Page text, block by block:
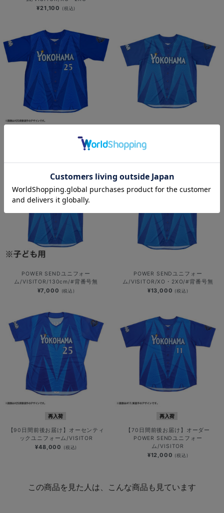
¥21,100 (税込)
ム/VISITOR/XO・2XO
POWER SENDユニフォー
ム/VISITOR/130cm/#背番号無
¥7,000 (税込)
POWER SENDユニフォー
ム/VISITOR/XO・2XO/#背番号無
¥13,000 (税込)
再入荷
【90日間前後お届け】オーセンティ
ックユニフォーム/VISITOR
¥48,000 (税込)
再入荷
【70日間前後お届け】オーダー
POWER SENDユニフォー
ム/VISITOR
¥12,000 (税込)
この商品を見た人は、こんな商品も見ています